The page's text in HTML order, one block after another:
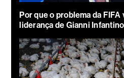
Por que o problema da FIFA
liderança de Gianni Infantino